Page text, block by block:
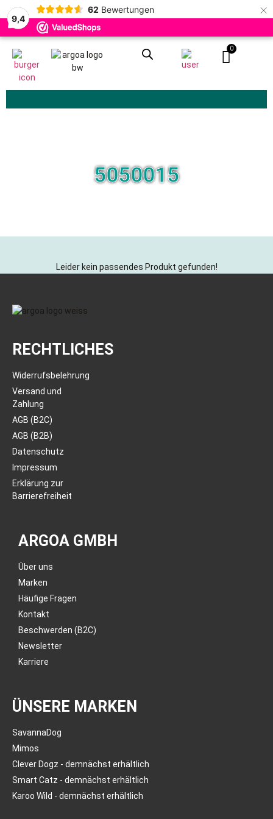
9,4
62 Bewertungen ×
Zoeken 0
5050015
Leider kein passendes Produkt gefunden!
RECHTLICHES
Widerrufsbelehrung
Versand und
Zahlung
AGB (B2C)
AGB (B2B)
Datenschutz
Impressum
Erklärung zur
Barrierefreiheit
ARGOA GMBH
Über uns
Marken
Häufige Fragen
Kontakt
Beschwerden (B2C)
Newsletter
Karriere
ÜNSERE MARKEN
SavannaDog
Mimos
Clever Dogz - demnächst erhältlich
Smart Catz - demnächst erhältlich
Karoo Wild - demnächst erhältlich